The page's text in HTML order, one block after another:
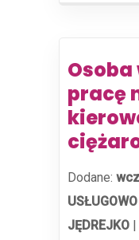
pracę
Dodane:
JĘDREJKO |